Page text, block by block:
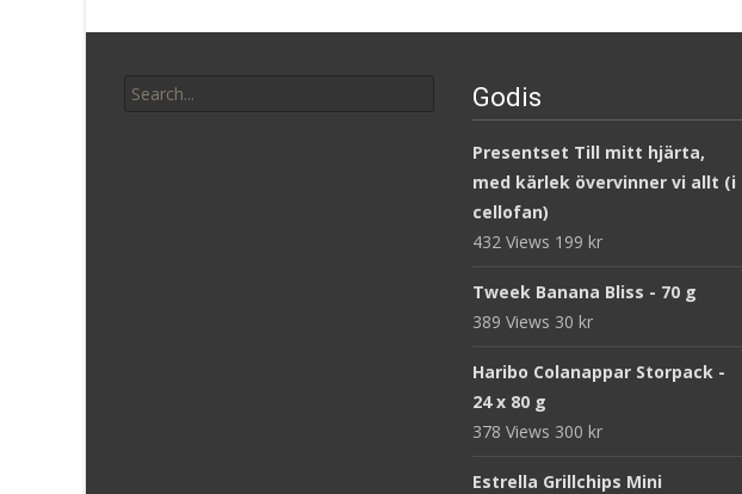
for:
Godis
Presentset Till mitt hjärta,
med kärlek övervinner vi allt (i
cellofan)
432 Views 199 kr
Tweek Banana Bliss - 70 g
389 Views 30 kr
Haribo Colanappar Storpack -
24 x 80 g
378 Views 300 kr
Estrella Grillchips Mini